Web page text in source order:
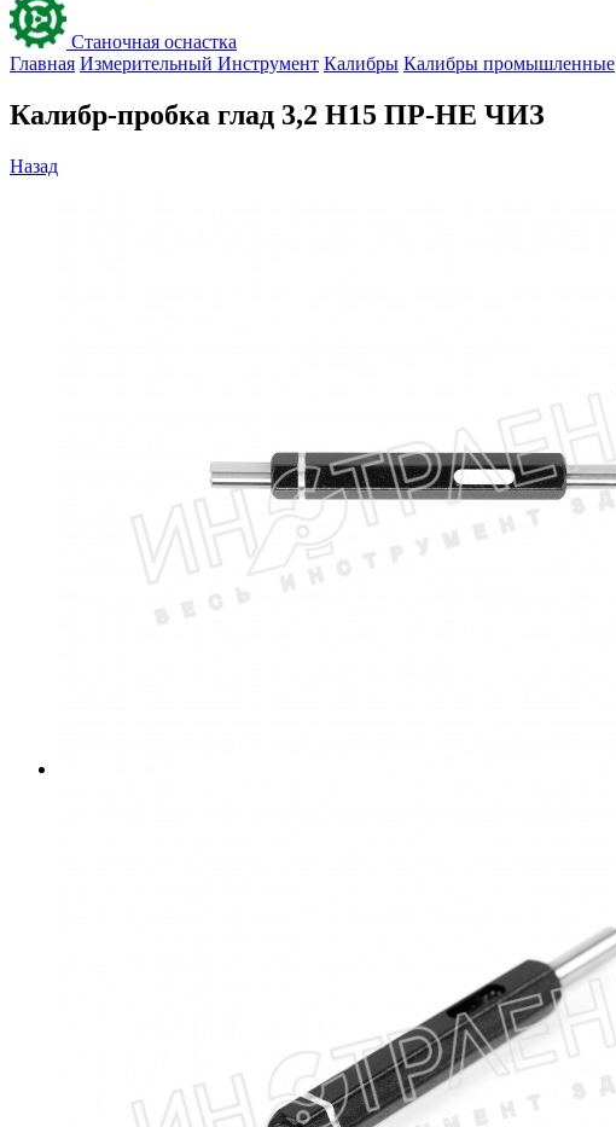
Станочная оснастка
Главная Измерительный Инструмент Калибры Калибры промышленные
Калибр-пробка глад 3,2 H15 ПР-НЕ ЧИЗ
Назад